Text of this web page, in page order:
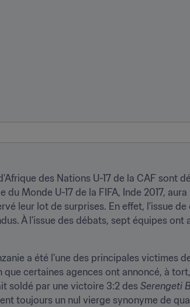
des Nations U-17 de la CAF sont
Monde U-17 de la FIFA, Inde 2017, aura
leur lot de surprises. En effet, l'issue
À l'issue des débats, sept équipes ont
a été l'une des principales victimes
certaines agences ont annoncé, à
soldé par une victoire 3:2 des Serengeti
toujours un nul vierge synonyme de